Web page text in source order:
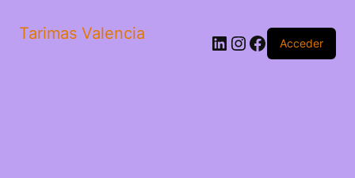
Tarimas Valencia LinkedIn
Instagram
Facebook
Acceder